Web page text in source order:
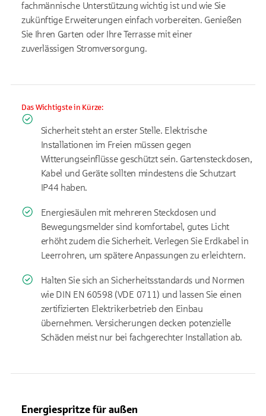
fachmännische Unterstützung wichtig ist und wie Sie
zukünftige Erweiterungen einfach vorbereiten. Genießen
Sie Ihren Garten oder Ihre Terrasse mit einer
zuverlässigen Stromversorgung.
Das Wichtigste in Kürze:
Sicherheit steht an erster Stelle. Elektrische
Installationen im Freien müssen gegen
Witterungseinflüsse geschützt sein. Gartensteckdosen,
Kabel und Geräte sollten mindestens die Schutzart
IP44 haben.
Energiesäulen mit mehreren Steckdosen und
Bewegungsmelder sind komfortabel, gutes Licht
erhöht zudem die Sicherheit. Verlegen Sie Erdkabel in
Leerrohren, um spätere Anpassungen zu erleichtern.
Halten Sie sich an Sicherheitsstandards und Normen
wie DIN EN 60598 (VDE 0711) und lassen Sie einen
zertifizierten Elektrikerbetrieb den Einbau
übernehmen. Versicherungen decken potenzielle
Schäden meist nur bei fachgerechter Installation ab.
Energiespritze für außen